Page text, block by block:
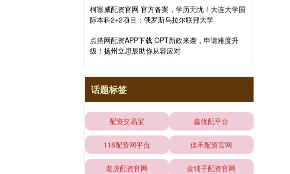
柯塞威配资官网 官方备案，学历无忧！大连大学国
际本科2+2项目：俄罗斯乌拉尔联邦大学
点搭网配资APP下载 OPT新政来袭，申请难度升
级！扬州立思辰助你从容应对
话题标签
配资交易宝 鑫优配平台
118配资网平台 佳禾配资官网
老虎配资官网 金铺子配资官网